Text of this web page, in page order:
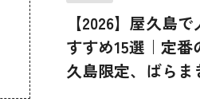
【2026】屋久島
すすめ15選｜定
久島限定、ばらま